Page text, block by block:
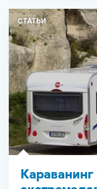
СТАТЬИ